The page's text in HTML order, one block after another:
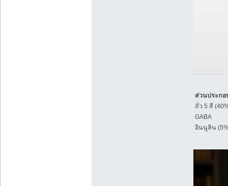
ส่วนประก
ถั่ว 5 สี
GABA
อินนูลิน